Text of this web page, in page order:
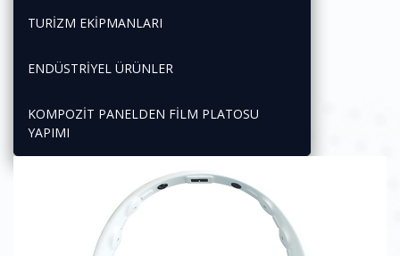
TURİZM EKİPMANLARI
ENDÜSTRİYEL ÜRÜNLER
KOMPOZİT PANELDEN FİLM PLATOSU
YAPIMI